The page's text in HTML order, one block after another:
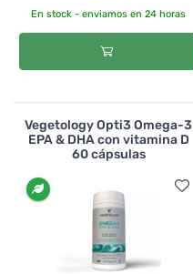
En stock - enviamos en 24 horas
Vegetology Opti3 Omega-3
EPA & DHA con vitamina D
60 cápsulas